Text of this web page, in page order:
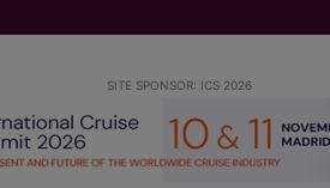
SITE SPONSOR: ICS 2026